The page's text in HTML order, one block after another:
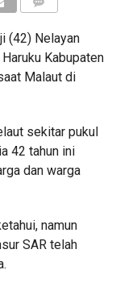
(42) Nelayan
Kabupaten
Malaut di
sekitar pukul
42 tahun ini
dan warga
namun
SAR telah